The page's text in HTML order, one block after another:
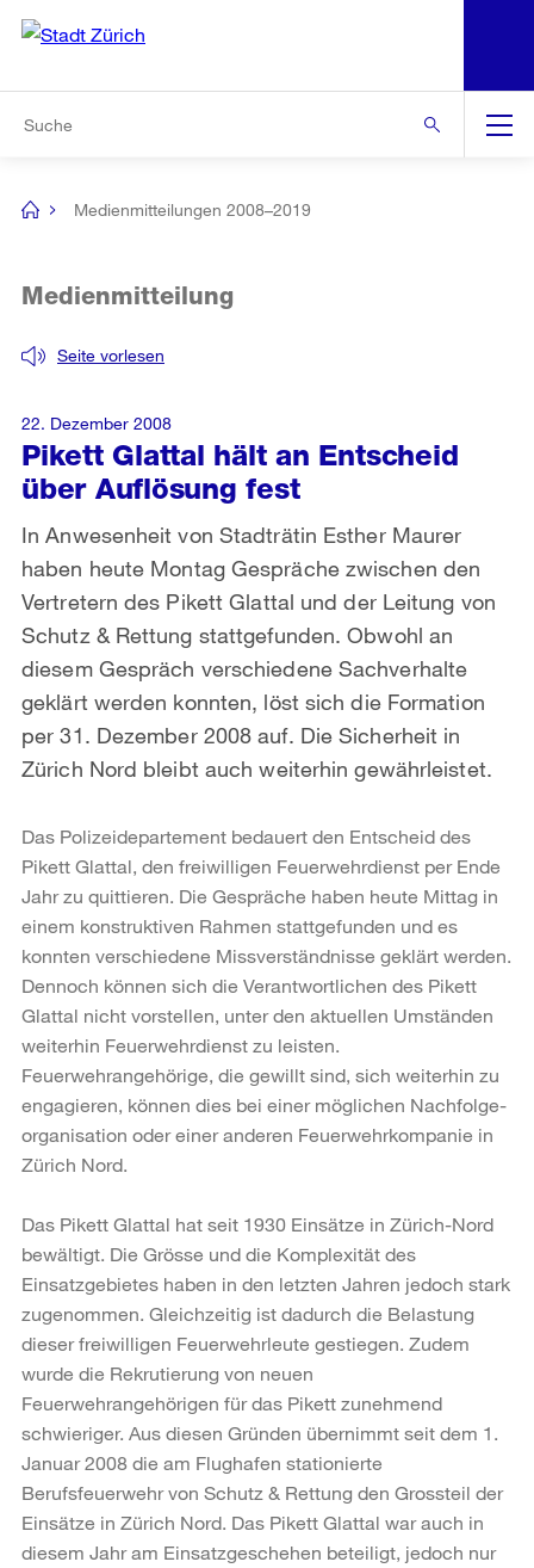
Navigation
[no
Medienmitteilungen 2008–2019
Pikett Glattal hält an Entscheid
über Auflösung fest
Seite vorlesen
Medienmitteilung
In Anwesenheit von Stadträtin Esther Maurer
haben heute Montag Gespräche zwischen den
Vertretern des Pikett Glattal und der Leitung von
Schutz & Rettung stattgefunden. Obwohl an
diesem Gespräch verschiedene Sachverhalte
geklärt werden konnten, löst sich die Formation
per 31. Dezember 2008 auf. Die Sicherheit in
Zürich Nord bleibt auch weiterhin gewährleistet.
22. Dezember 2008
Das Polizeidepartement bedauert den Entscheid des
Pikett Glattal, den freiwilligen Feuerwehrdienst per Ende
Jahr zu quittieren. Die Gespräche haben heute Mittag in
einem konstruktiven Rahmen stattgefunden und es
konnten verschiedene Missverständnisse geklärt werden.
Dennoch können sich die Verantwortlichen des Pikett
Glattal nicht vorstellen, unter den aktuellen Umständen
weiterhin Feuerwehrdienst zu leisten.
Feuerwehrangehörige, die gewillt sind, sich weiterhin zu
engagieren, können dies bei einer möglichen Nachfolge­
organisation oder einer anderen Feuerwehrkompanie in
Zürich Nord.
Das Pikett Glattal hat seit 1930 Einsätze in Zürich-Nord
bewältigt. Die Grösse und die Komplexität des
Einsatzgebietes haben in den letzten Jahren jedoch stark
zugenommen. Gleichzeitig ist dadurch die Belastung
dieser freiwilligen Feuerwehrleute gestiegen. Zudem
wurde die Rekrutierung von neuen
Feuerwehrangehörigen für das Pikett zunehmend
schwieriger. Aus diesen Gründen übernimmt seit dem 1.
Januar 2008 die am Flughafen stationierte
Berufsfeuerwehr von Schutz & Rettung den Grossteil der
Einsätze in Zürich Nord. Das Pikett Glattal war auch in
diesem Jahr am Einsatzgeschehen beteiligt, jedoch nur